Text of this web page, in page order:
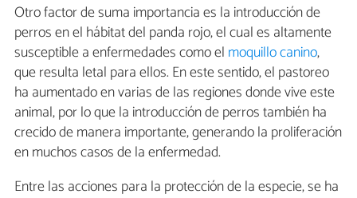
Otro factor de suma importancia es la introducción de
perros en el hábitat del panda rojo, el cual es altamente
susceptible a enfermedades como el moquillo canino,
que resulta letal para ellos. En este sentido, el pastoreo
ha aumentado en varias de las regiones donde vive este
animal, por lo que la introducción de perros también ha
crecido de manera importante, generando la proliferación
en muchos casos de la enfermedad.
Entre las acciones para la protección de la especie, se ha